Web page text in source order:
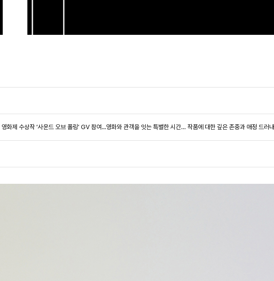
화제 수상작 ‘사운드 오브 폴링’ GV 참여...영화와 관객을 잇는 특별한 시간… 작품에 대한 깊은 존중과 애정 드러내